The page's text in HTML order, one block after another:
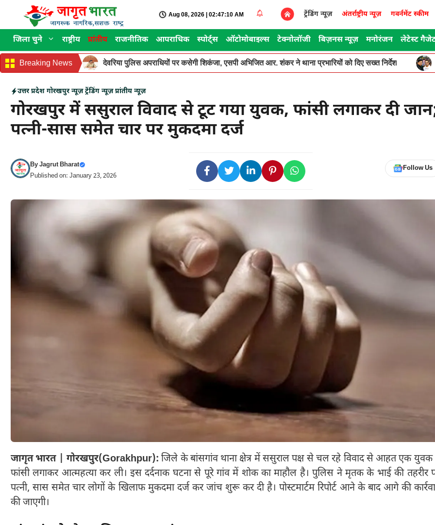
content
Aug 08, 2026 | 02:47:10 AM ट्रेंडिंग न्यूज़ अंतर्राष्ट्रीय न्यूज़ गवर्नमेंट स्कीम
जिला चुने राष्ट्रीय प्रांतीय राजनीतिक आपराधिक स्पोर्ट्स ऑटोमोबाइल्स टेक्नोलॉजी बिज़नस न्यूज़ मनोरंजन लेटेस्ट
Breaking News देवरिया पुलिस अपराधियों पर कसेगी शिकंजा, एसपी अभिजित आर. शंकर ने थाना प्रभारियों को दिए सख्त निर्देश
उत्तर प्रदेश गोरखपुर न्यूज़ ट्रेंडिंग न्यूज़ प्रांतीय न्यूज़
गोरखपुर में ससुराल विवाद से टूट गया युवक, फांसी लगाकर दी
पत्नी-सास समेत चार पर मुकदमा दर्ज
ByJagrut Bharat
Published on: January 23, 2026
Follow Us
जागृत भारत | गोरखपुर(Gorakhpur): जिले के बांसगांव थाना क्षेत्र में ससुराल पक्ष से चल रहे विवाद से आहत एक युवक
फांसी लगाकर आत्महत्या कर ली। इस दर्दनाक घटना से पूरे गांव में शोक का माहौल है। पुलिस ने मृतक के भाई की तहरीर
पत्नी, सास समेत चार लोगों के खिलाफ मुकदमा दर्ज कर जांच शुरू कर दी है। पोस्टमार्टम रिपोर्ट आने के बाद आगे की
की जाएगी।